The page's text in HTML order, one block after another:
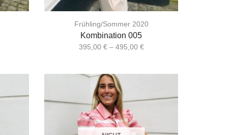
Frühling/Sommer 2020
Kombination 005
395,00 €– 495,00 €